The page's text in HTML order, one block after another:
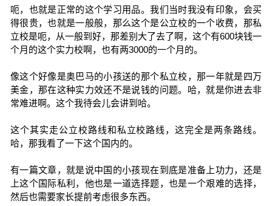
呃，也就是正常的这个学习用品。我们当时我没有印象，会买
得很贵，也就是一般般，那么这个是公立校的一个收费，那私
立校是呃，从一般到好，那差别大了去了啊，这个有600块钱一
个月的这个实力校啊，也有两3000的一个月的。
像这个好像是奥巴马的小孩送的那个私立校，那一年就是四万
美金，那在这种实力效还不是说钱的问题。哈，就是你进去非
常难进啊。这个我待会儿会讲到哈。
这个其实走公立校路线和私立校路线，这完全是两条路线。
哈，那我看了一下这个国内的。
有一篇文章，就是说中国的小孩现在到底是准备上功力，还是
上这个国际私利，他也是一道选择题，也是一个艰难的选择，
然后也需要家长提前考虑很多东西。